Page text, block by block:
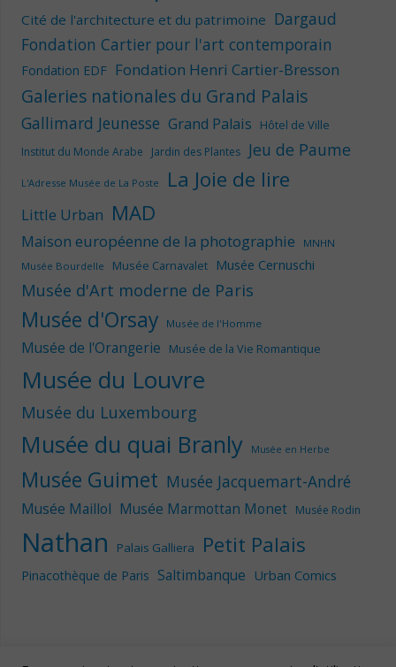
Cité de l'architecture et du patrimoine Dargaud
Fondation Cartier pour l'art contemporain
Fondation EDF Fondation Henri Cartier-Bresson
Galeries nationales du Grand Palais
Gallimard Jeunesse Grand Palais Hôtel de Ville
Institut du Monde Arabe Jardin des Plantes Jeu de Paume
L'Adresse Musée de La Poste La Joie de lire
Little Urban MAD
Maison européenne de la photographie
MNHN
Musée Bourdelle
Musée Carnavalet Musée Cernuschi
Musée d'Art moderne de Paris
Musée d'Orsay Musée de l'Homme
Musée de l'Orangerie Musée de la Vie Romantique
Musée du Louvre
Musée du Luxembourg
Musée du quai Branly Musée en Herbe
Musée Guimet Musée Jacquemart-André
Musée Maillol Musée Marmottan Monet Musée Rodin
Nathan Palais Galliera Petit Palais
Pinacothèque de Paris Saltimbanque Urban Comics